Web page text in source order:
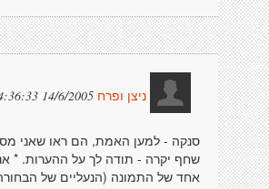
ניצן ופרח 14/6/2005 04:36:33
סנקה - למען האמת, הם ראו שאני
שחף יקרה - תודה לך על ההערות. *
אחד של התמונה (הנעליים של